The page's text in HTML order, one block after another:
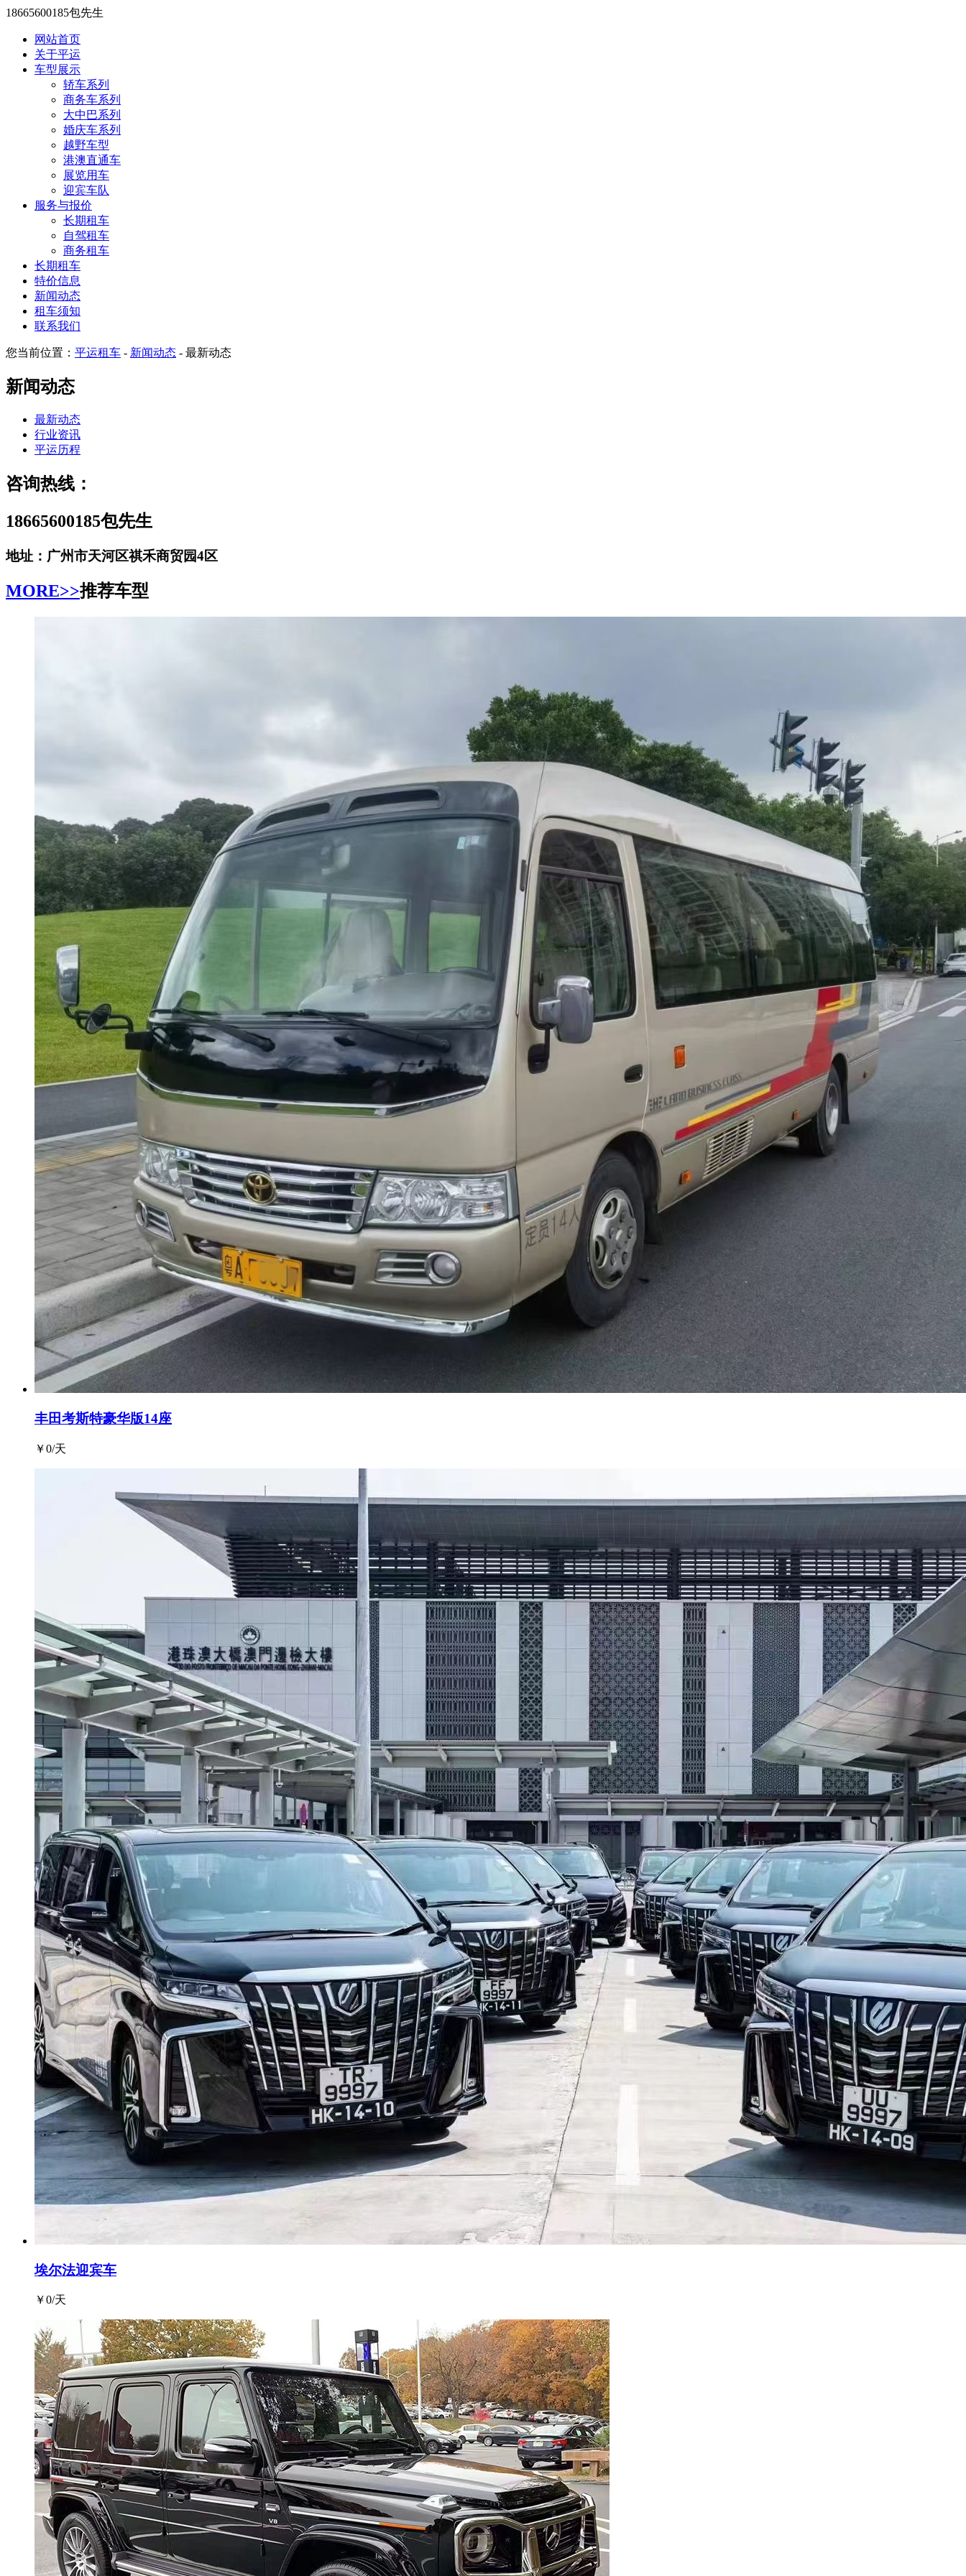
18665600185包先生
网站首页
关于平运
车型展示
轿车系列
商务车系列
大中巴系列
婚庆车系列
越野车型
港澳直通车
展览用车
迎宾车队
服务与报价
长期租车
自驾租车
商务租车
长期租车
特价信息
新闻动态
租车须知
联系我们
您当前位置： 平运租车 - 新闻动态 - 最新动态
新闻动态
最新动态
行业资讯
平运历程
咨询热线：
18665600185包先生
地址：广州市天河区祺禾商贸园4区
MORE>>推荐车型
丰田考斯特豪华版14座
￥0/天
埃尔法迎宾车
￥0/天